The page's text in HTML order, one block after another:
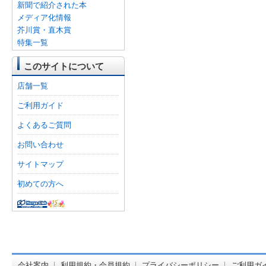
新聞で紹介された本
メディア化情報
芥川賞・直木賞
特集一覧
このサイトについて
店舗一覧
ご利用ガイド
よくあるご質問
お問い合わせ
サイトマップ
初めての方へ